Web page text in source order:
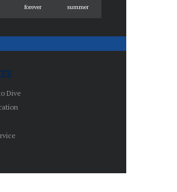
forever summer
Dive